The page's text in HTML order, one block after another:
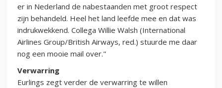
er in Nederland de nabestaanden met groot respect
zijn behandeld. Heel het land leefde mee en dat was
indrukwekkend. Collega Willie Walsh (International
Airlines Group/British Airways, red.) stuurde me daar
nog een mooie mail over."
Verwarring
Eurlings zegt verder de verwarring te willen